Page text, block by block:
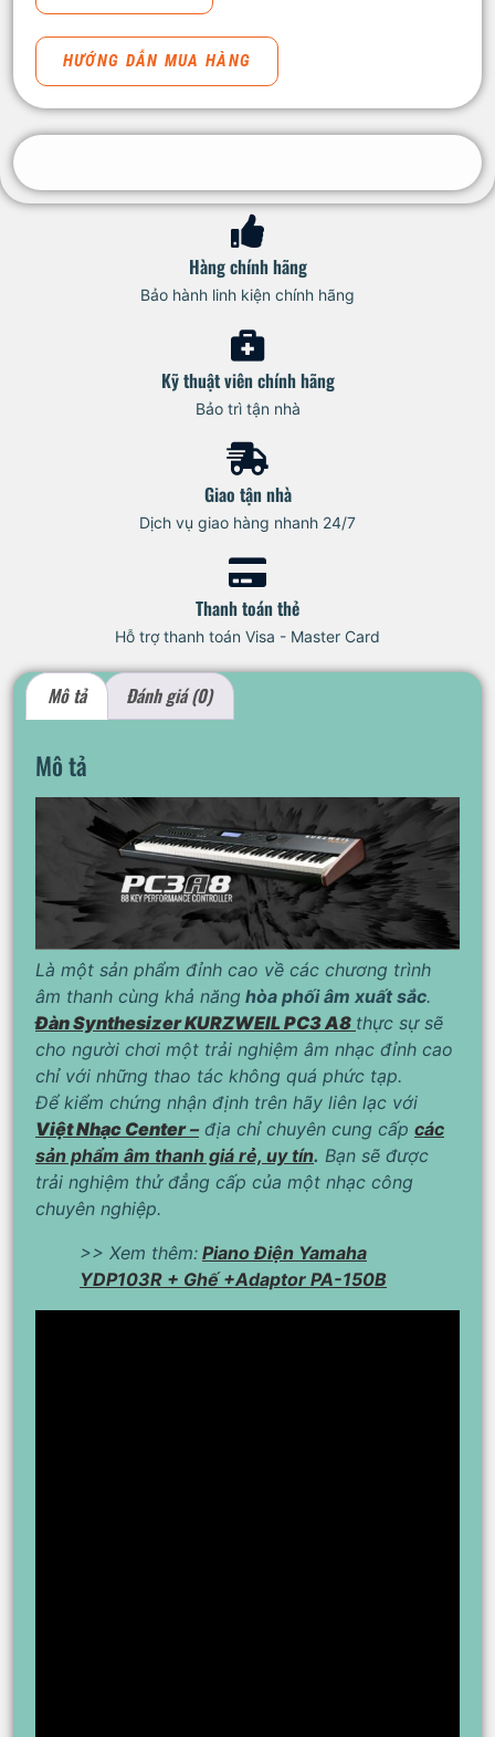
HƯỚNG DẪN MUA HÀNG
Hàng chính hãng
Bảo hành linh kiện chính hãng
Kỹ thuật viên chính hãng
Bảo trì tận nhà
Giao tận nhà
Dịch vụ giao hàng nhanh 24/7
Thanh toán thẻ
Hỗ trợ thanh toán Visa - Master Card
Mô tả Đánh giá (0)
Mô tả
Là một sản phẩm đỉnh cao về các chương trình
âm thanh cùng khả năng hòa phối âm xuất sắc.
Đàn Synthesizer KURZWEIL PC3 A8 thực sự sẽ
cho người chơi một trải nghiệm âm nhạc đỉnh cao
chỉ với những thao tác không quá phức tạp.
Để kiểm chứng nhận định trên hãy liên lạc với
Việt Nhạc Center– địa chỉ chuyên cung cấp các
sản phẩm âm thanh giá rẻ, uy tín. Bạn sẽ được
trải nghiệm thử đẳng cấp của một nhạc công
chuyên nghiệp.
>> Xem thêm: Piano Điện Yamaha
YDP103R + Ghế +Adaptor PA-150B